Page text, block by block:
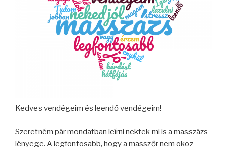
Kedves vendégeim és leendő vendégeim!
Szeretném pár mondatban leírni nektek mi is a masszázs
lényege. A legfontosabb, hogy a masszőr nem okoz